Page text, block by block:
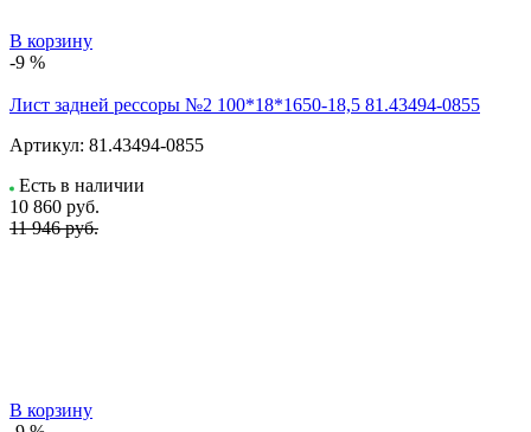
В корзину
-9 %
Лист задней рессоры №2 100*18*1650-18,5 81.43494-0855
Артикул: 81.43494-0855
Есть в наличии
10 860 руб.
11 946 руб.
В корзину